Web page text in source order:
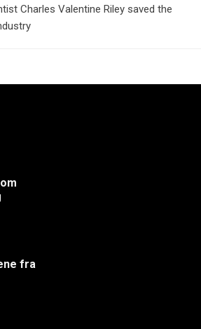
Charles Valentine Riley saved the
fra